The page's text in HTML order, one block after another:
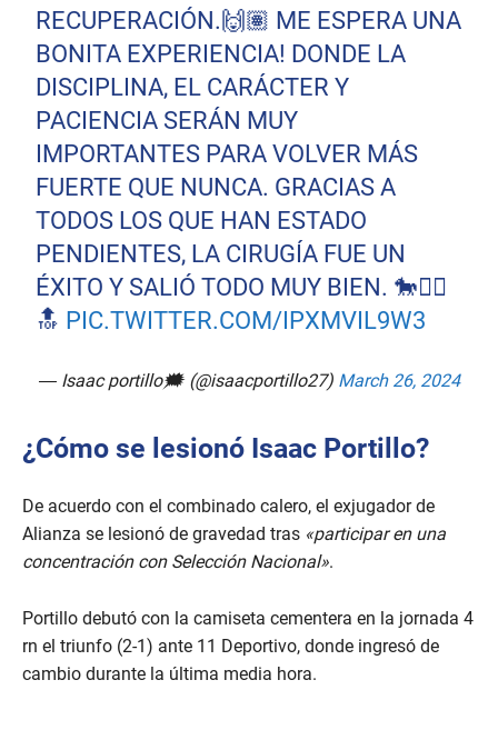
RECUPERACIÓN.🙌🏽 ME ESPERA UNA
BONITA EXPERIENCIA! DONDE LA
DISCIPLINA, EL CARÁCTER Y
PACIENCIA SERÁN MUY
IMPORTANTES PARA VOLVER MÁS
FUERTE QUE NUNCA. GRACIAS A
TODOS LOS QUE HAN ESTADO
PENDIENTES, LA CIRUGÍA FUE UN
ÉXITO Y SALIÓ TODO MUY BIEN. 🐎❤️‍🔥
🔝 PIC.TWITTER.COM/IPXMVIL9W3
— Isaac portillo🗯 (@isaacportillo27) March 26, 2024
¿Cómo se lesionó Isaac Portillo?
De acuerdo con el combinado calero, el exjugador de
Alianza se lesionó de gravedad tras «participar en una
concentración con Selección Nacional».
Portillo debutó con la camiseta cementera en la jornada 4
rn el triunfo (2-1) ante 11 Deportivo, donde ingresó de
cambio durante la última media hora.